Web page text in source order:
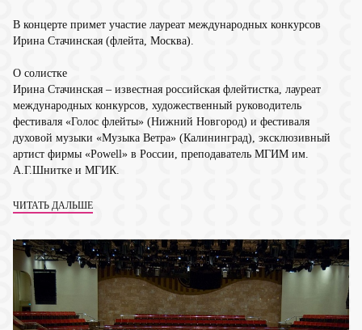
В концерте примет участие лауреат международных конкурсов
Ирина Стачинская (флейта, Москва).
О солистке
Ирина Стачинская – известная российская флейтистка, лауреат
международных конкурсов, художественный руководитель
фестиваля «Голос флейты» (Нижний Новгород) и фестиваля
духовой музыки «Музыка Ветра» (Калининград), эксклюзивный
артист фирмы «Powell» в России, преподаватель МГИМ им.
А.Г.Шнитке и МГИК.
ЧИТАТЬ ДАЛЬШЕ